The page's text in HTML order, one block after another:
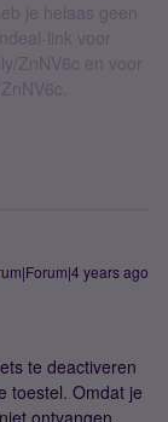
je helaas geen
link voor
ZnNV6c en voor
years ago
te deactiveren
toestel. Omdat je
ontvangen.